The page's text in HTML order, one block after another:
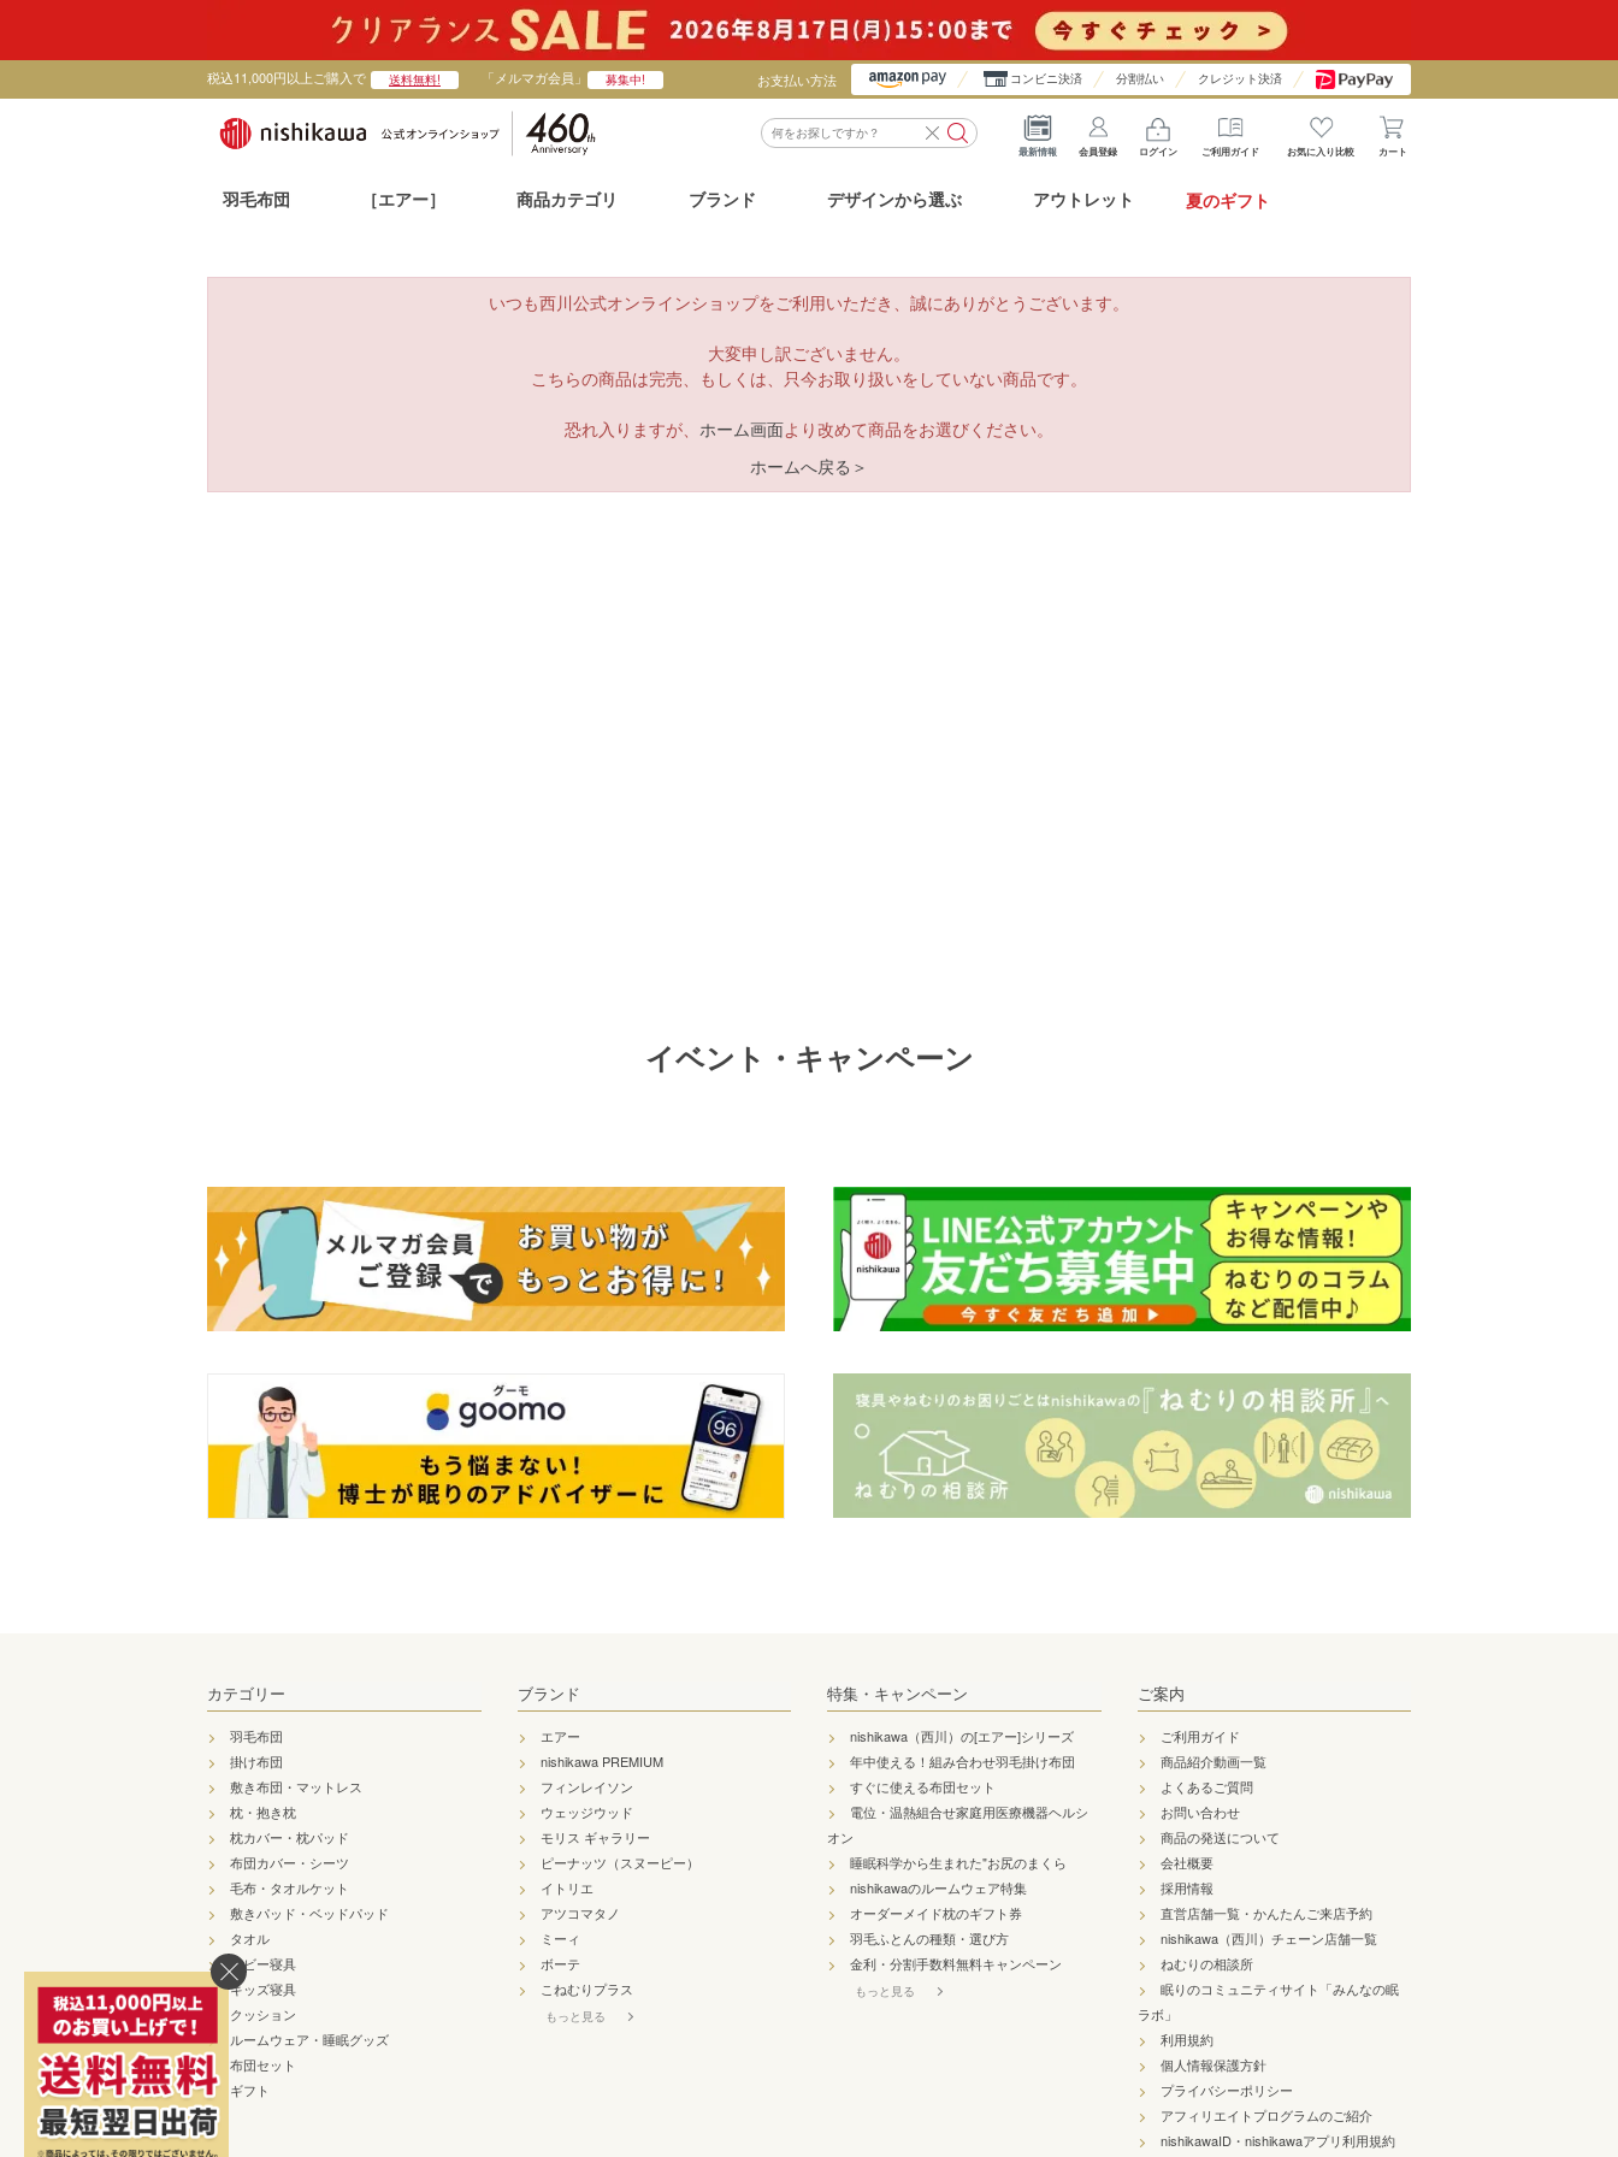
税込11,000円以上ご購入で 送料無料! 「メルマガ会員」 募集中! お支払い方法 コンビニ決済 分割払い クレジット決済
最新情報 会員登録 ログイン ご利用ガイド お気に入り比較 カート
羽毛布団 ［エアー］ 商品カテゴリ ブランド デザインから選ぶ アウトレット 夏のギフト
いつも西川公式オンラインショップをご利用いただき、誠にありがとうございます。
大変申し訳ございません。
こちらの商品は完売、もしくは、只今お取り扱いをしていない商品です。
恐れ入りますが、 ホーム画面より改めて商品をお選びください。
ホームへ戻る＞
イベント・キャンペーン
カテゴリー
羽毛布団
掛け布団
敷き布団・マットレス
枕・抱き枕
枕カバー・枕パッド
布団カバー・シーツ
毛布・タオルケット
敷きパッド・ベッドパッド
タオル
ベビー寝具
キッズ寝具
クッション
ルームウェア・睡眠グッズ
布団セット
ギフト
ブランド
エアー
nishikawa PREMIUM
フィンレイソン
ウェッジウッド
モリス ギャラリー
ピーナッツ（スヌーピー）
イトリエ
アツコマタノ
ミーィ
ボーテ
こねむりプラス
もっと見る
特集・キャンペーン
nishikawa（西川）の[エアー]シリーズ
年中使える！組み合わせ羽毛掛け布団
すぐに使える布団セット
電位・温熱組合せ家庭用医療機器ヘルシ
オン
睡眠科学から生まれた"お尻のまくら
nishikawaのルームウェア特集
オーダーメイド枕のギフト券
羽毛ふとんの種類・選び方
金利・分割手数料無料キャンペーン
もっと見る
ご案内
ご利用ガイド
商品紹介動画一覧
よくあるご質問
お問い合わせ
商品の発送について
会社概要
採用情報
直営店舗一覧・かんたんご来店予約
nishikawa（西川）チェーン店舗一覧
ねむりの相談所
眠りのコミュニティサイト「みんなの眠
ラボ」
利用規約
個人情報保護方針
プライバシーポリシー
アフィリエイトプログラムのご紹介
nishikawaID・nishikawaアプリ利用規約